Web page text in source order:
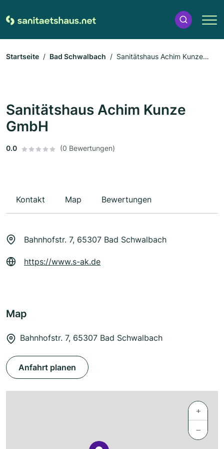
Startseite Bad Schwalbach
Sanitätshaus Achim Kunze
Sanitätshaus Achim Kunze
GmbH
0.0 (0 Bewertungen)
Kontakt Map Bewertungen
Bahnhofstr. 7, 65307 Bad Schwalbach
https://www.s-ak.de
Map
Bahnhofstr. 7, 65307 Bad Schwalbach
Anfahrt planen
+
−